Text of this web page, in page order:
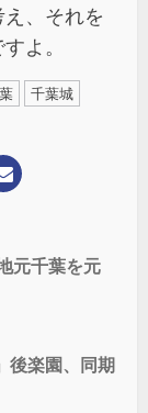
、それを
よ。
千葉城
元千葉を元
後楽園、同期